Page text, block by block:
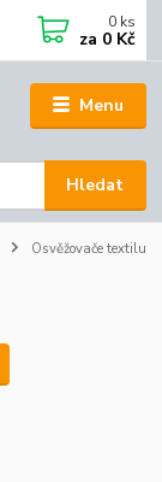
Menu
Hledat
0 ks
za 0 Kč
Osvěžovače textilu